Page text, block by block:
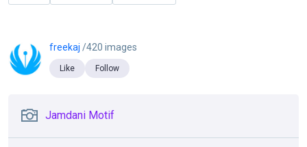
freekaj /420 images
Like Follow
Jamdani Motif